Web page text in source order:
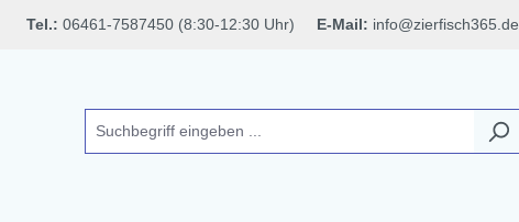
Tel.: 06461-7587450 (8:30-12:30 Uhr) E-Mail: info@zierfisch365.de